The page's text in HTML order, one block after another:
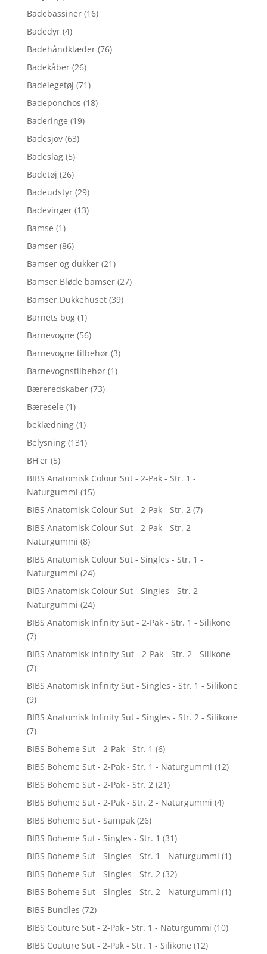
Badebassiner (16)
Badedyr (4)
Badehåndklæder (76)
Badekåber (26)
Badelegetøj (71)
Badeponchos (18)
Baderinge (19)
Badesjov (63)
Badeslag (5)
Badetøj (26)
Badeudstyr (29)
Badevinger (13)
Bamse (1)
Bamser (86)
Bamser og dukker (21)
Bamser,Bløde bamser (27)
Bamser,Dukkehuset (39)
Barnets bog (1)
Barnevogne (56)
Barnevogne tilbehør (3)
Barnevognstilbehør (1)
Bæreredskaber (73)
Bæresele (1)
beklædning (1)
Belysning (131)
BH'er (5)
BIBS Anatomisk Colour Sut - 2-Pak - Str. 1 -
Naturgummi (15)
BIBS Anatomisk Colour Sut - 2-Pak - Str. 2 (7)
BIBS Anatomisk Colour Sut - 2-Pak - Str. 2 -
Naturgummi (8)
BIBS Anatomisk Colour Sut - Singles - Str. 1 -
Naturgummi (24)
BIBS Anatomisk Colour Sut - Singles - Str. 2 -
Naturgummi (24)
BIBS Anatomisk Infinity Sut - 2-Pak - Str. 1 - Silikone
(7)
BIBS Anatomisk Infinity Sut - 2-Pak - Str. 2 - Silikone
(7)
BIBS Anatomisk Infinity Sut - Singles - Str. 1 - Silikone
(9)
BIBS Anatomisk Infinity Sut - Singles - Str. 2 - Silikone
(7)
BIBS Boheme Sut - 2-Pak - Str. 1 (6)
BIBS Boheme Sut - 2-Pak - Str. 1 - Naturgummi (12)
BIBS Boheme Sut - 2-Pak - Str. 2 (21)
BIBS Boheme Sut - 2-Pak - Str. 2 - Naturgummi (4)
BIBS Boheme Sut - Sampak (26)
BIBS Boheme Sut - Singles - Str. 1 (31)
BIBS Boheme Sut - Singles - Str. 1 - Naturgummi (1)
BIBS Boheme Sut - Singles - Str. 2 (32)
BIBS Boheme Sut - Singles - Str. 2 - Naturgummi (1)
BIBS Bundles (72)
BIBS Couture Sut - 2-Pak - Str. 1 - Naturgummi (10)
BIBS Couture Sut - 2-Pak - Str. 1 - Silikone (12)